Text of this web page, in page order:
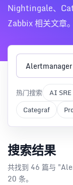
Nightingale、
Zabbix 相关文章。
热门搜索 AI SRE
Categraf
搜索结果
共找到 46 篇与
20 条。